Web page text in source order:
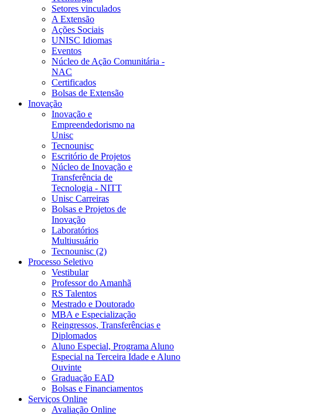
Setores vinculados
A Extensão
Ações Sociais
UNISC Idiomas
Eventos
Núcleo de Ação Comunitária -
NAC
Certificados
Bolsas de Extensão
Inovação
Inovação e
Empreendedorismo na
Unisc
Tecnounisc
Escritório de Projetos
Núcleo de Inovação e
Transferência de
Tecnologia - NITT
Unisc Carreiras
Bolsas e Projetos de
Inovação
Laboratórios
Multiusuário
Tecnounisc (2)
Processo Seletivo
Vestibular
Professor do Amanhã
RS Talentos
Mestrado e Doutorado
MBA e Especialização
Reingressos, Transferências e
Diplomados
Aluno Especial, Programa Aluno
Especial na Terceira Idade e Aluno
Ouvinte
Graduação EAD
Bolsas e Financiamentos
Serviços Online
Avaliação Online